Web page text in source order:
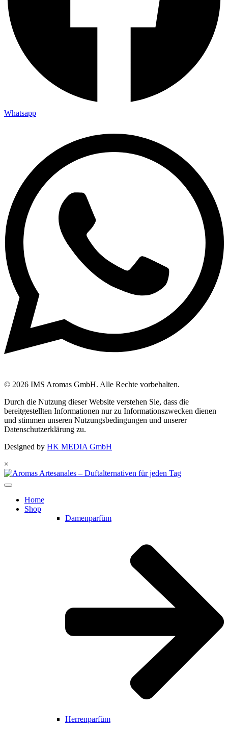
Whatsapp
© 2026 IMS Aromas GmbH. Alle Rechte vorbehalten.
Durch die Nutzung dieser Website verstehen Sie, dass die
bereitgestellten Informationen nur zu Informationszwecken dienen
und stimmen unseren Nutzungsbedingungen und unserer
Datenschutzerklärung zu.
Designed by HK MEDIA GmbH
×
Home
Shop
Damenparfüm
Herrenparfüm